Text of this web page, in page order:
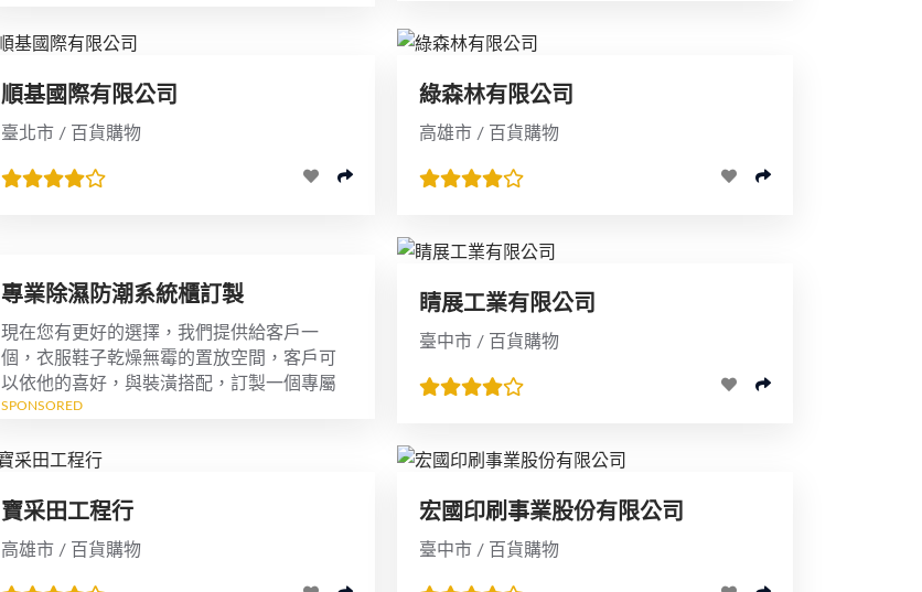
順基國際有限公司
臺北市 / 百貨購物
綠森林有限公司
高雄市 / 百貨購物
專業除濕防潮系統櫃訂製
現在您有更好的選擇，我們提供給客戶一
個，衣服鞋子乾燥無霉的置放空間，客戶可
以依他的喜好，與裝潢搭配，訂製一個專屬
除濕系統櫃，讓"霉不在家"...
SPONSORED
睛展工業有限公司
臺中市 / 百貨購物
寶采田工程行
高雄市 / 百貨購物
宏國印刷事業股份有限公司
臺中市 / 百貨購物